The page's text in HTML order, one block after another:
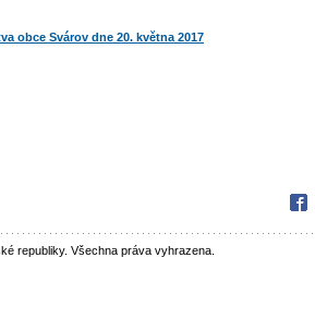
obce Svárov dne 20. května 2017
republiky. Všechna práva vyhrazena.